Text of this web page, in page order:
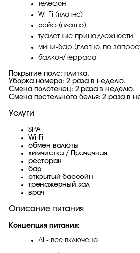
телефон
Wi-Fi (платно)
сейф (платно)
туалетные принадлежности
мини-бар (платно, по
балкон/терраса
Покрытие пола: плитка.
Уборка номера: 2 раза в неделю.
Смена полотенец: 2 раза в неделю.
Смена постельного белья: 2 раза в
Услуги
SPA
Wi-Fi
обмен валюты
химчистка / Прачечная
ресторан
бар
открытый бассейн
тренажерный зал
врач
Описание питания
Концепция питания:
AI - все включено